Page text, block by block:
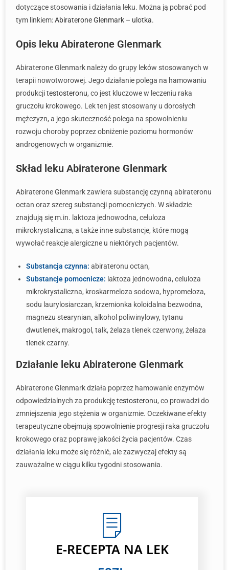
dotyczące stosowania i działania leku. Można ją pobrać pod
tym linkiem:Abiraterone Glenmark – ulotka.
Opis leku Abiraterone Glenmark
Abiraterone Glenmark należy do grupy leków stosowanych w
terapii nowotworowej. Jego działanie polega na hamowaniu
produkcjitestosteronu, co jest kluczowe w leczeniu raka
gruczołu krokowego. Lek ten jest stosowany u dorosłych
mężczyzn, a jego skuteczność polega na spowolnieniu
rozwoju choroby poprzez obniżenie poziomu hormonów
androgenowych w organizmie.
Skład leku Abiraterone Glenmark
Abiraterone Glenmark zawiera substancję czynną abirateronu
octan oraz szereg substancji pomocniczych. W składzie
znajdują się m.in. laktoza jednowodna, celuloza
mikrokrystaliczna, a także inne substancje, które mogą
wywołać reakcje alergiczne u niektórych pacjentów.
Substancja czynna: abirateronu octan,
Substancje pomocnicze: laktoza jednowodna, celuloza
mikrokrystaliczna, kroskarmeloza sodowa, hypromeloza,
sodu laurylosiarczan, krzemionka koloidalna bezwodna,
magnezu stearynian, alkohol poliwinylowy, tytanu
dwutlenek, makrogol, talk, żelaza tlenek czerwony, żelaza
tlenek czarny.
Działanie leku Abiraterone Glenmark
Abiraterone Glenmark działa poprzez hamowanie enzymów
odpowiedzialnych za produkcjętestosteronu, co prowadzi do
zmniejszenia jego stężenia w organizmie. Oczekiwane efekty
terapeutyczne obejmują spowolnienie progresji raka gruczołu
krokowego oraz poprawę jakości życia pacjentów. Czas
działania leku może się różnić, ale zazwyczaj efekty są
zauważalne w ciągu kilku tygodni stosowania.
E-RECEPTANA LEK